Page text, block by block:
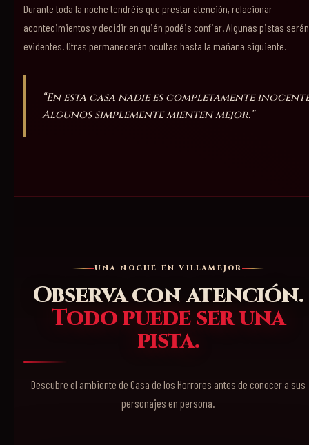
Durante toda la noche tendréis que prestar atención, relacionar
acontecimientos y decidir en quién podéis confiar. Algunas pistas serán
evidentes. Otras permanecerán ocultas hasta la mañana siguiente.
“En esta casa nadie es completamente
Algunos simplemente mienten mejor.”
UNA NOCHE EN VILLAMEJOR
Observa con atención.
Todo puede ser una
pista.
Descubre el ambiente de Casa de los Horrores antes de conocer a sus
personajes en persona.